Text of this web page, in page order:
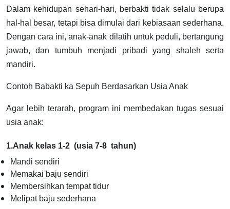
Dalam kehidupan sehari-hari, berbakti tidak selalu berupa
hal-hal besar, tetapi bisa dimulai dari kebiasaan sederhana.
Dengan cara ini, anak-anak dilatih untuk peduli, bertangung
jawab, dan tumbuh menjadi pribadi yang shaleh serta
mandiri.
Contoh Babakti ka Sepuh Berdasarkan Usia Anak
Agar lebih terarah, program ini membedakan tugas sesuai
usia anak:
1.Anak kelas 1-2 (usia 7-8 tahun)
Mandi sendiri
Memakai baju sendiri
Membersihkan tempat tidur
Melipat baju sederhana